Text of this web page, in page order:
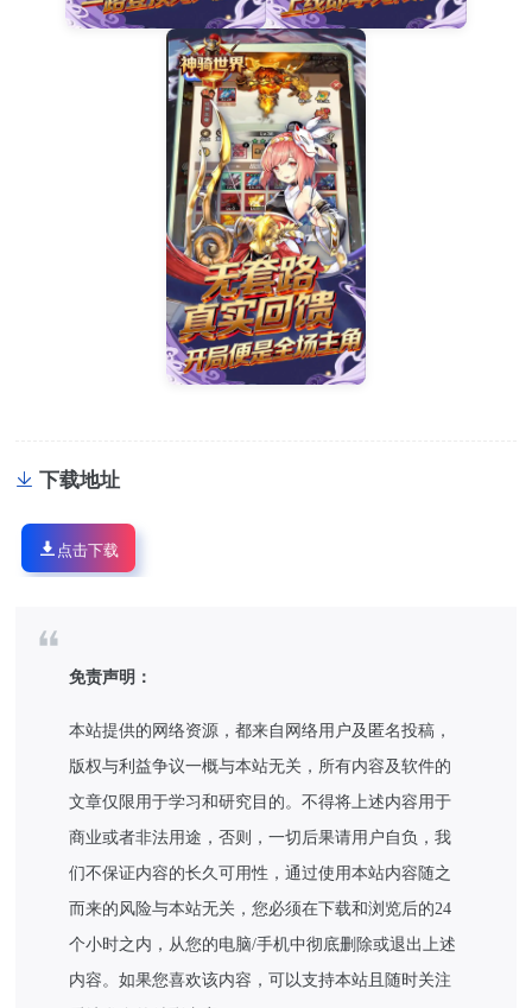
下载地址
点击下载
免责声明：
本站提供的网络资源，都来自网络用户及匿名投稿，
版权与利益争议一概与本站无关，所有内容及软件的
文章仅限用于学习和研究目的。不得将上述内容用于
商业或者非法用途，否则，一切后果请用户自负，我
们不保证内容的长久可用性，通过使用本站内容随之
而来的风险与本站无关，您必须在下载和浏览后的24
个小时之内，从您的电脑/手机中彻底删除或退出上述
内容。如果您喜欢该内容，可以支持本站且随时关注